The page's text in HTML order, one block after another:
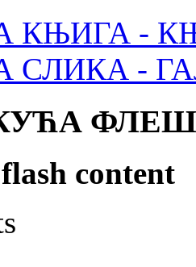
КЊИГА -
СЛИКА -
ФЛЕШ
content